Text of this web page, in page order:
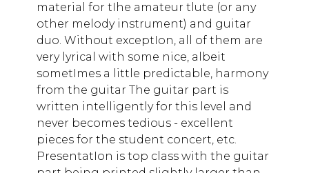
material for tIhe amateur tlute (or any
other melody instrument) and guitar
duo. Without exceptIon, all of them are
very lyrical with some nice, albeit
sometImes a little predictable, harmony
from the guitar The guitar part is
written intelligently for this level and
never becomes tedious - excellent
pieces for the student concert, etc.
PresentatIon is top class with the guitar